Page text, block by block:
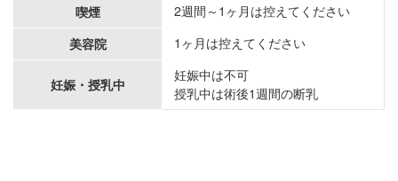
喫煙
2週間～1ヶ月は控えてください
美容院
1ヶ月は控えてください
妊娠・授乳中
妊娠中は不可
授乳中は術後1週間の断乳